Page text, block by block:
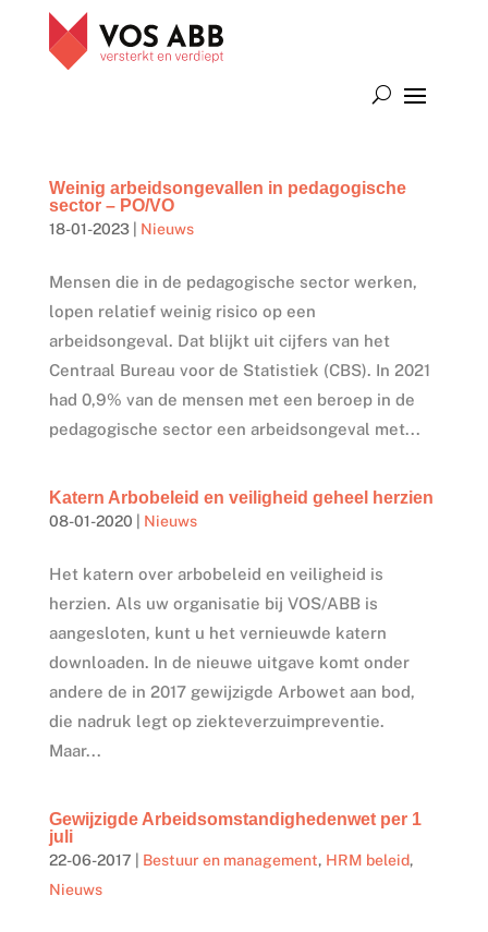
Weinig arbeidsongevallen in pedagogische
sector – PO/VO
18-01-2023| Nieuws
Mensen die in de pedagogische sector werken,
lopen relatief weinig risico op een
arbeidsongeval. Dat blijkt uit cijfers van het
Centraal Bureau voor de Statistiek (CBS). In 2021
had 0,9% van de mensen met een beroep in de
pedagogische sector een arbeidsongeval met...
Katern Arbobeleid en veiligheid geheel herzien
08-01-2020 Nieuws
Het katern over arbobeleid en veiligheid is
herzien. Als uw organisatie bij VOS/ABB is
aangesloten, kunt u het vernieuwde katern
downloaden. In de nieuwe uitgave komt onder
andere de in 2017 gewijzigde Arbowet aan bod,
die nadruk legt op ziekteverzuimpreventie.
Maar...
Gewijzigde Arbeidsomstandighedenwet per 1
juli
22-06-2017 Bestuur en management, HRM beleid,
Nieuws